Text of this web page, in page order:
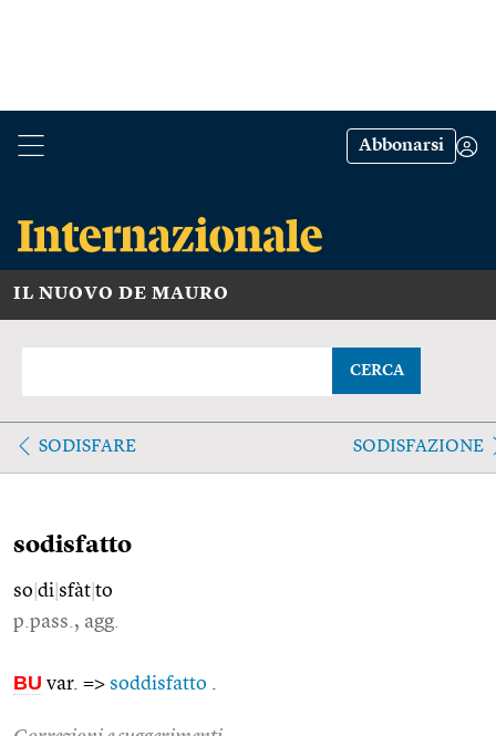
Abbonarsi
IL NUOVO DE MAURO
CERCA
SODISFARE SODISFAZIONE
sodisfatto
so di sfàt to
p.pass., agg.
BU var. => soddisfatto